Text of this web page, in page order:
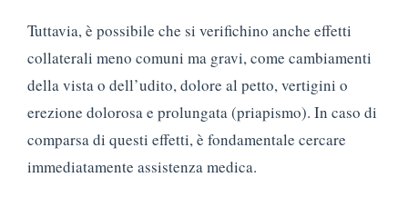
Tuttavia, è possibile che si verifichino anche effetti
collaterali meno comuni ma gravi, come cambiamenti
della vista o dell’udito, dolore al petto, vertigini o
erezione dolorosa e prolungata (priapismo). In caso di
comparsa di questi effetti, è fondamentale cercare
immediatamente assistenza medica.